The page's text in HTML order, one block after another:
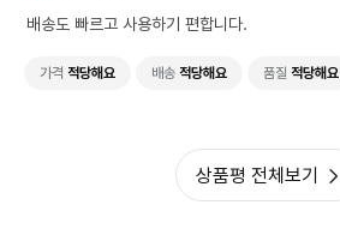
배송도 빠르고 사용하기 편합니다.
가격 적당해요 배송 적당해요 품질 적당해요
상품평 전체보기